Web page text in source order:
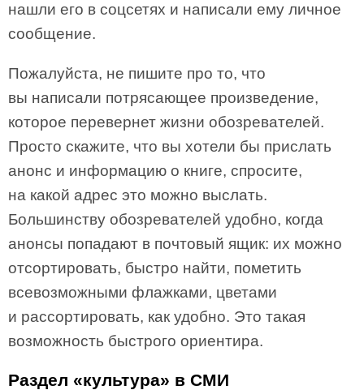
нашли его в соцсетях и написали ему личное
сообщение.
Пожалуйста, не пишите про то, что
вы написали потрясающее произведение,
которое перевернет жизни обозревателей.
Просто скажите, что вы хотели бы прислать
анонс и информацию о книге, спросите,
на какой адрес это можно выслать.
Большинству обозревателей удобно, когда
анонсы попадают в почтовый ящик: их можно
отсортировать, быстро найти, пометить
всевозможными флажками, цветами
и рассортировать, как удобно. Это такая
возможность быстрого ориентира.
Раздел «культура» в СМИ